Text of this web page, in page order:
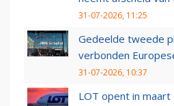
31-07-2026, 11:25
Gedeelde tweede
verbonden
31-07-2026, 10:37
LOT opent in